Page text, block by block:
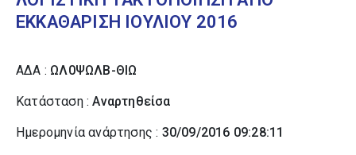
ΕΚΚΑΘΑΡΙΣΗ IΟΥΛIOY 2016
ΑΔΑ : ΩΛ0ΨΩΛΒ-ΘΙΩ
Κατάσταση :Αναρτηθείσα
Ημερομηνία ανάρτησης : 30/09/2016 09:28:11